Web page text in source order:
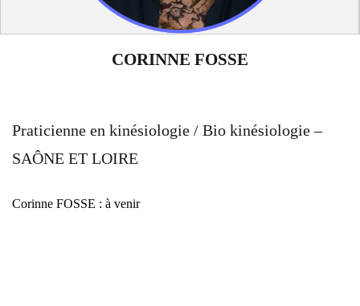
CORINNE FOSSE
Praticienne en kinésiologie / Bio kinésiologie –
SAÔNE ET LOIRE
Corinne FOSSE : à venir